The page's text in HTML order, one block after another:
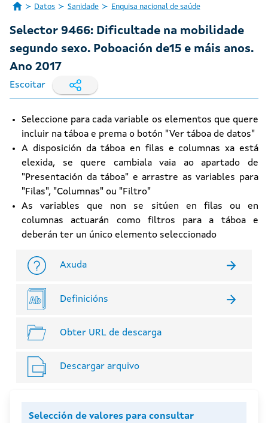
Datos Sanidade Enquisa nacional de saúde
Selector 9466: Dificultade na mobilidade
segundo sexo. Poboación de15 e máis anos.
Ano 2017
Escoitar
Seleccione para cada variable os elementos que quere
incluir na táboa e prema o botón "Ver táboa de datos"
A disposición da táboa en filas e columnas xa está
elexida, se quere cambiala vaia ao apartado de
"Presentación da táboa" e arrastre as variables para
"Filas", "Columnas" ou "Filtro"
As variables que non se sitúen en filas ou en
columnas actuarán como filtros para a táboa e
deberán ter un único elemento seleccionado
Axuda
Definicións
Obter URL de descarga
Descargar arquivo
Selección de valores para consultar